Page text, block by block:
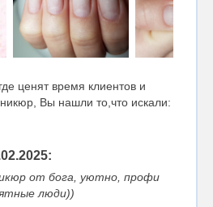
ценят время клиентов и
Вы нашли то,что искали:
от бога, уютно, профи
люди))